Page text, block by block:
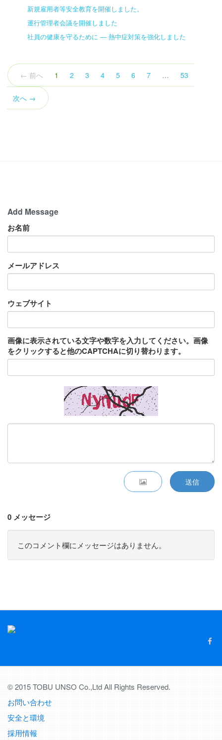
新規雇用者等安全教育を開催しました。
運行管理者会議を開催しました
社員の健康を守るために ― 熱中症対策を強化しました
← 前へ 1 （こ
の
2 3 4 5 6 7 … 53
次へ →
Add Message
お名前
メールアドレス
ウェブサイト
画像に表示されている文字や数字を入力してください。画像
をクリックすると他のCAPTCHAに切り替わります。
送信
0 メッセージ
このコメント欄にメッセージはありません。
© 2015 TOBU UNSO Co.,Ltd All Rights Reserved.
お問い合わせ
安全と環境
採用情報